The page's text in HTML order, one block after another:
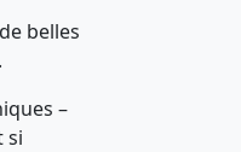
belles
–
si